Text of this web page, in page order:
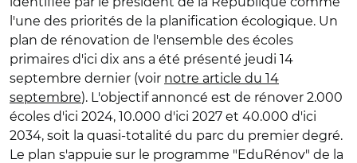
l'une des priorités de la planification écologique. Un
plan de rénovation de l'ensemble des écoles
primaires d'ici dix ans a été présenté jeudi 14
septembre dernier (voir notre article du 14
septembre). L'objectif annoncé est de rénover 2.000
écoles d'ici 2024, 10.000 d'ici 2027 et 40.000 d'ici
2034, soit la quasi-totalité du parc du premier degré.
Le plan s'appuie sur le programme "EduRénov" de la